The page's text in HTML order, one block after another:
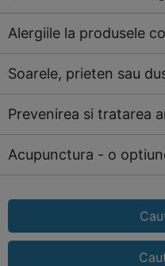
Alergiile la produsele
Soarele, prieten sau
Prevenirea si tratarea
Acupunctura - o